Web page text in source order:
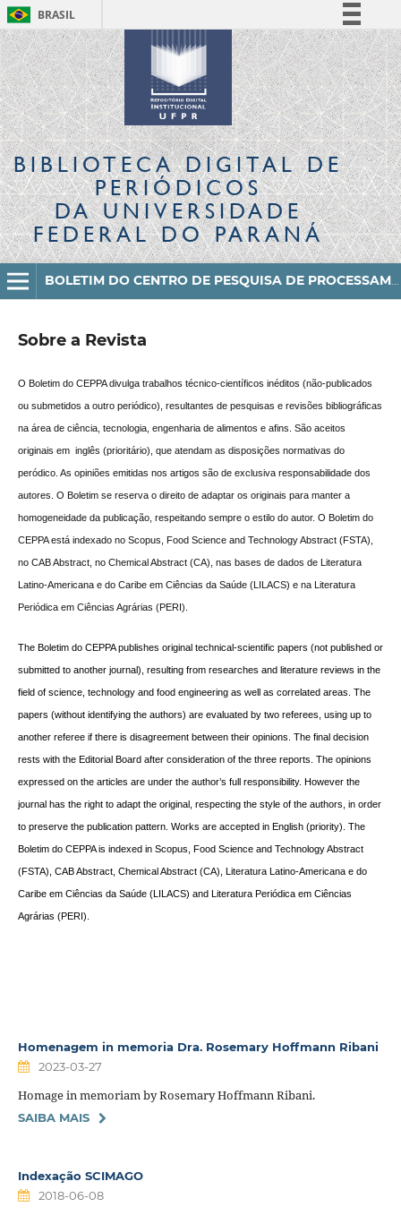
BRASIL
Simplifique!
Comunica BR
Participe
Acesso à informação
Legislação
Canais
BIBLIOTECA DIGITALDE
PERIÓDICOS
DA UNIVERSIDADE
FEDERAL DO PARANÁ
BOLETIM DO CENTRO DE PESQUISA DE PROCESSAMENTO DE ALIMENTOS
Sobre a Revista
O Boletim do CEPPA divulga trabalhos técnico-científicos inéditos (não-publicados
ou submetidos a outro periódico), resultantes de pesquisas e revisões bibliográficas
na área de ciência, tecnologia, engenharia de alimentos e afins. São aceitos
originais em inglês (prioritário), que atendam as disposições normativas do
peródico. As opiniões emitidas nos artigos são de exclusiva responsabilidade dos
autores. O Boletim se reserva o direito de adaptar os originais para manter a
homogeneidade da publicação, respeitando sempre o estilo do autor. O Boletim do
CEPPA está indexado no Scopus, Food Science and Technology Abstract (FSTA),
no CAB Abstract, no Chemical Abstract (CA), nas bases de dados de Literatura
Latino-Americana e do Caribe em Ciências da Saúde (LILACS) e na Literatura
Periódica em Ciências Agrárias (PERI).
The Boletim do CEPPA publishes original technical-scientific papers (not published or
submitted to another journal), resulting from researches and literature reviews in the
field of science, technology and food engineering as well as correlated areas. The
papers (without identifying the authors) are evaluated by two referees, using up to
another referee if there is disagreement between their opinions. The final decision
rests with the Editorial Board after consideration of the three reports. The opinions
expressed on the articles are under the author’s full responsibility. However the
journal has the right to adapt the original, respecting the style of the authors, in order
to preserve the publication pattern. Works are accepted in English (priority). The
Boletim do CEPPA is indexed in Scopus, Food Science and Technology Abstract
(FSTA), CAB Abstract, Chemical Abstract (CA), Literatura Latino-Americana e do
Caribe em Ciências da Saúde (LILACS) and Literatura Periódica em Ciências
Agrárias (PERI).
Homenagem in memoria Dra. Rosemary Hoffmann Ribani
2023-03-27
Homage in memoriam by Rosemary Hoffmann Ribani.
SAIBA MAIS
Indexação SCIMAGO
2018-06-08